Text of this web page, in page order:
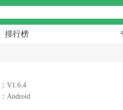
排行榜
V1.6.4
Android